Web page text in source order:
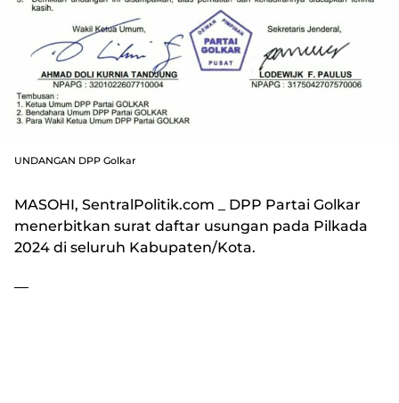
UNDANGAN DPP Golkar
MASOHI, SentralPolitik.com _ DPP Partai Golkar
menerbitkan surat daftar usungan pada Pilkada
2024 di seluruh Kabupaten/Kota.
—